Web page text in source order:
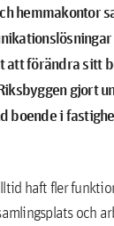
hemmakontor
förändra sitt
gjort
boende i
haft fler
och